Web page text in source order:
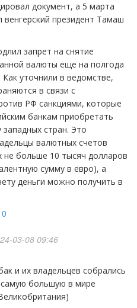
документ, а 5 марта
президент Тамаш
запрет на снятие
валюты еще на полгода
уточнили в ведомстве,
в связи с
РФ санкциями, которые
банкам приобретать
стран. Это
валютных счетов
не больше 10 тысяч долларов
сумму в евро), а
деньги можно получить в
03-08 09:46
и их владельцев собрались
большую в мире